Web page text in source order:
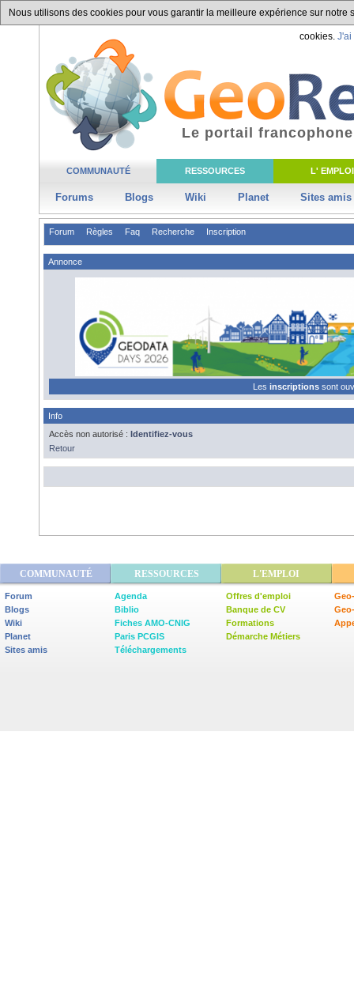
Nous utilisons des cookies pour vous garantir la meilleure expérience sur
cookies. J'ai
COMMUNAUTÉ RESSOURCES L' EMPLOI
Forums Blogs Wiki Planet Sites amis
Le portail
Forum Règles Faq Recherche Inscription
Annonce
Les inscriptions sont
Info
Accès non autorisé : Identifiez-vous
Retour
COMMUNAUTÉ RESSOURCES L'EMPLOI
Forum
Blogs
Wiki
Planet
Sites amis
Agenda
Biblio
Fiches AMO-CNIG
Paris PCGIS
Téléchargements
Offres d'emploi
Banque de CV
Formations
Démarche Métiers